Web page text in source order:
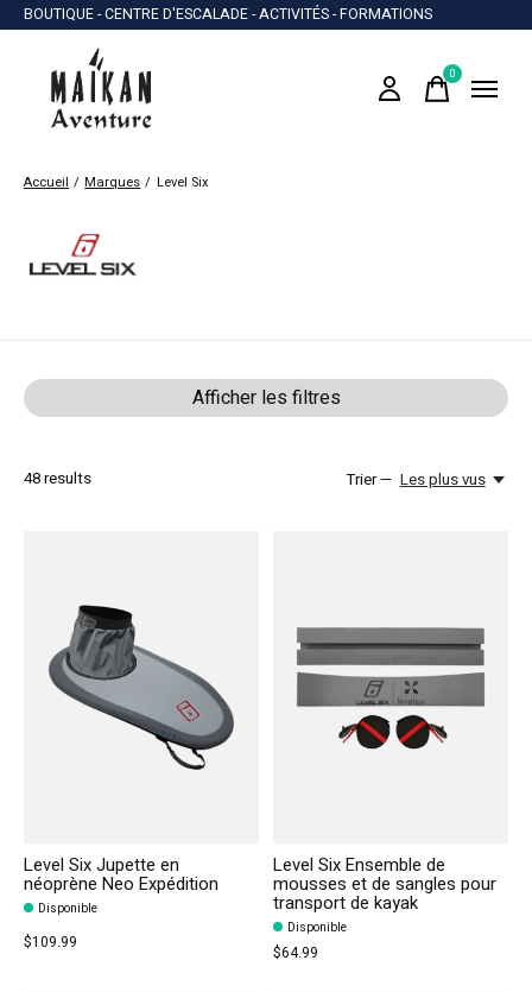
BOUTIQUE - CENTRE D'ESCALADE - ACTIVITÉS - FORMATIONS
0items
Accueil / Marques / Level Six
Level Six
Afficher les filtres
48results Trier — Les plus vus
Level Six Jupette en
néoprène Neo Expédition
Disponible
$109.99
Level Six Ensemble de
mousses et de sangles pour
transport de kayak
Disponible
$64.99